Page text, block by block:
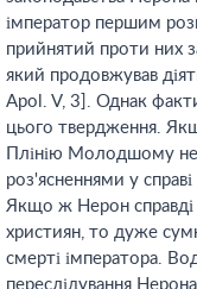
імператор першим
прийнятий проти них
який продовжував
Apol. V, 3]. Однак
цього твердження.
Плінію Молодшому не
роз'ясненнями у
Якщо ж Нерон справді
християн, то дуже
смерті імператора.
переслідування